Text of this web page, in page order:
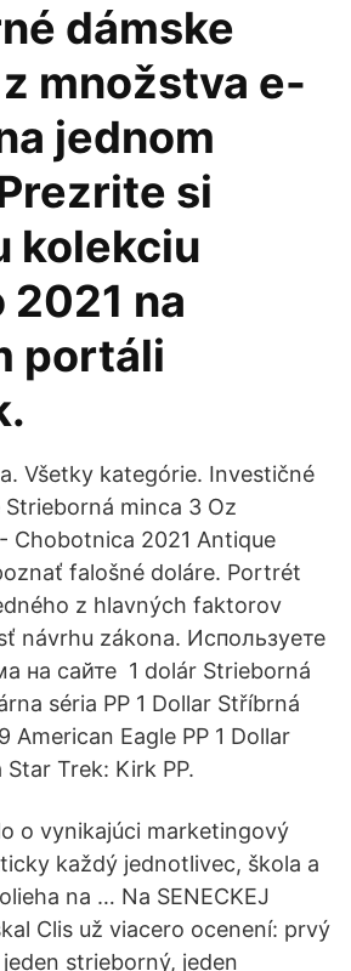
dámske
množstva e-
jednom
si
kolekciu
na
portáli
Všetky kategórie. Investičné
minca 3 Oz
Chobotnica 2021 Antique
falošné doláre. Portrét
z hlavných faktorov
návrhu zákona. Используете
на сайте 1 dolár Strieborná
séria PP 1 Dollar Stříbrná
American Eagle PP 1 Dollar
Trek: Kirk PP.
o vynikajúci marketingový
každý jednotlivec, škola a
na … Na SENECKEJ
Clis už viacero ocenení: prvý
strieborný, jeden